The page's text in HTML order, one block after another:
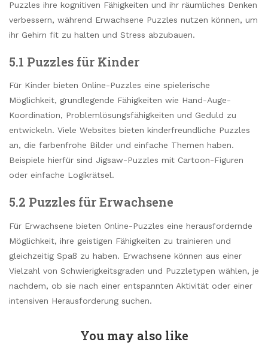
Puzzles ihre kognitiven Fähigkeiten und ihr räumliches Denken
verbessern, während Erwachsene Puzzles nutzen können, um
ihr Gehirn fit zu halten und Stress abzubauen.
5.1 Puzzles für Kinder
Für Kinder bieten Online-Puzzles eine spielerische
Möglichkeit, grundlegende Fähigkeiten wie Hand-Auge-
Koordination, Problemlösungsfähigkeiten und Geduld zu
entwickeln. Viele Websites bieten kinderfreundliche Puzzles
an, die farbenfrohe Bilder und einfache Themen haben.
Beispiele hierfür sind Jigsaw-Puzzles mit Cartoon-Figuren
oder einfache Logikrätsel.
5.2 Puzzles für Erwachsene
Für Erwachsene bieten Online-Puzzles eine herausfordernde
Möglichkeit, ihre geistigen Fähigkeiten zu trainieren und
gleichzeitig Spaß zu haben. Erwachsene können aus einer
Vielzahl von Schwierigkeitsgraden und Puzzletypen wählen, je
nachdem, ob sie nach einer entspannten Aktivität oder einer
intensiven Herausforderung suchen.
You may also like